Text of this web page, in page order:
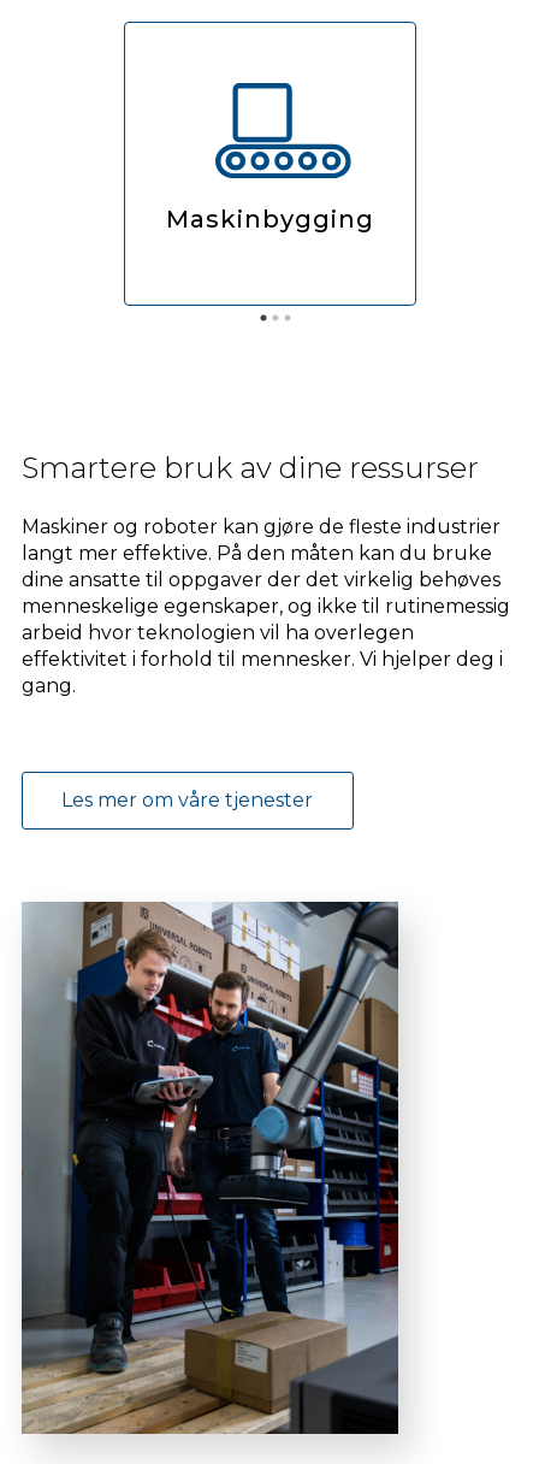
Maskinbygging
Smartere bruk av dine ressurser
Maskiner og roboter kan gjøre de fleste industrier
langt mer effektive. På den måten kan du bruke
dine ansatte til oppgaver der det virkelig behøves
menneskelige egenskaper, og ikke til rutinemessig
arbeid hvor teknologien vil ha overlegen
effektivitet i forhold til mennesker. Vi hjelper deg i
gang.
Les mer om våre tjenester